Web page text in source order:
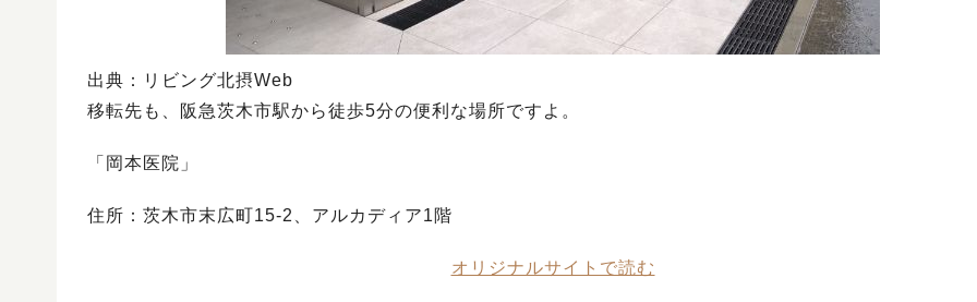
出典：リビング北摂Web
移転先も、阪急茨木市駅から徒歩5分の便利な場所ですよ。
「岡本医院」
住所：茨木市末広町15-2、アルカディア1階
オリジナルサイトで読む